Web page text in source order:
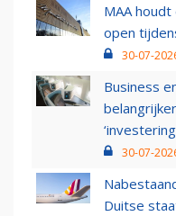
MAA
open
30-07-
Business
30-07-
Duitse